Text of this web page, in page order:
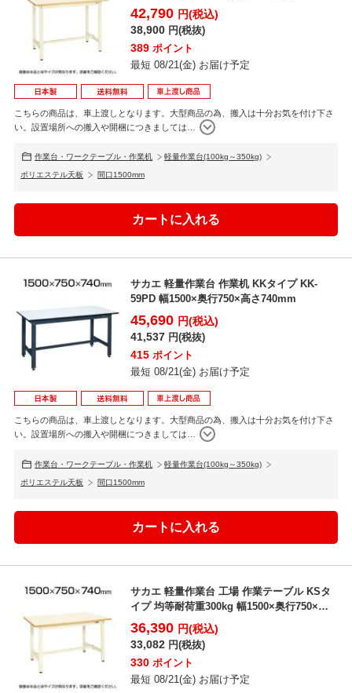
高...
42,790 円(税込)
38,900 円(税抜)
389 ポイント
最短 08/21(金) お届け予定
こちらの商品は、車上渡しとなります。大型商品の為、搬入は十分お気を付け下さ
い。設置場所への搬入や開梱につきましては
作業台・ワークテーブル・作業机 軽量作業台(100kg～350kg)
ポリエステル天板 間口1500mm
サカエ 軽量作業台 作業机 KKタイプ KK-
59PD 幅1500×奥行750×高さ740mm
45,690 円(税込)
41,537 円(税抜)
415 ポイント
最短 08/21(金) お届け予定
こちらの商品は、車上渡しとなります。大型商品の為、搬入は十分お気を付け下さ
い。設置場所への搬入や開梱につきましては
作業台・ワークテーブル・作業机 軽量作業台(100kg～350kg)
ポリエステル天板 間口1500mm
サカエ 軽量作業台 工場 作業テーブル KSタ
イプ 均等耐荷重300kg 幅1500×奥行750×
高...
36,390 円(税込)
33,082 円(税抜)
330 ポイント
最短 08/21(金) お届け予定